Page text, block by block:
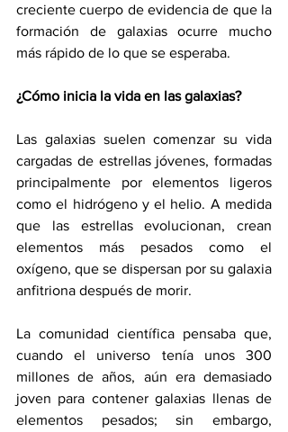
creciente cuerpo de evidencia de que la
formación de galaxias ocurre mucho
más rápido de lo que se esperaba.
¿Cómo inicia la vida en las galaxias?
Las galaxias suelen comenzar su vida
cargadas de estrellas jóvenes, formadas
principalmente por elementos ligeros
como el hidrógeno y el helio. A medida
que las estrellas evolucionan, crean
elementos más pesados como el
oxígeno, que se dispersan por su galaxia
anfitriona después de morir.
La comunidad científica pensaba que,
cuando el universo tenía unos 300
millones de años, aún era demasiado
joven para contener galaxias llenas de
elementos pesados; sin embargo,